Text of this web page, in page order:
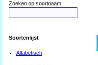
Zoeken op soortnaam:
Soortenlijst
Alfabetisch